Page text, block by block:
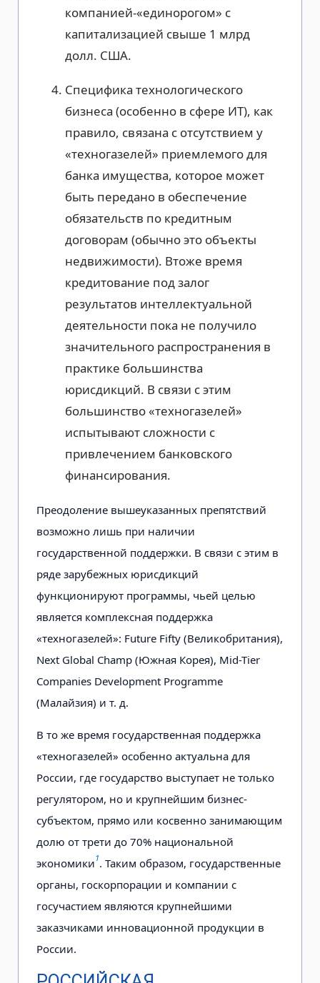
компанией-«единорогом» с
капитализацией свыше 1 млрд
долл. США.
Специфика технологического
бизнеса (особенно в сфере ИТ), как
правило, связана с отсутствием у
«техногазелей» приемлемого для
банка имущества, которое может
быть передано в обеспечение
обязательств по кредитным
договорам (обычно это объекты
недвижимости). Втоже время
кредитование под залог
результатов интеллектуальной
деятельности пока не получило
значительного распространения в
практике большинства
юрисдикций. В связи с этим
большинство «техногазелей»
испытывают сложности с
привлечением банковского
финансирования.
Преодоление вышеуказанных препятствий
возможно лишь при наличии
государственной поддержки. В связи с этим в
ряде зарубежных юрисдикций
функционируют программы, чьей целью
является комплексная поддержка
«техногазелей»: Future Fifty (Великобритания),
Next Global Champ (Южная Корея), Mid-Tier
Companies Development Programme
(Малайзия) и т. д.
В то же время государственная поддержка
«техногазелей» особенно актуальна для
России, где государство выступает не только
регулятором, но и крупнейшим бизнес-
субъектом, прямо или косвенно занимающим
долю от трети до 70% национальной
экономики1. Таким образом, государственные
органы, госкорпорации и компании с
госучастием являются крупнейшими
заказчиками инновационной продукции в
России.